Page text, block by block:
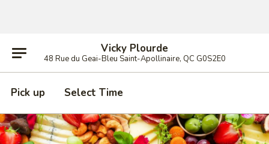
Vicky Plourde
48 Rue du Geai-Bleu Saint-Apollinaire, QC G0S2E0
Pick up Select Time